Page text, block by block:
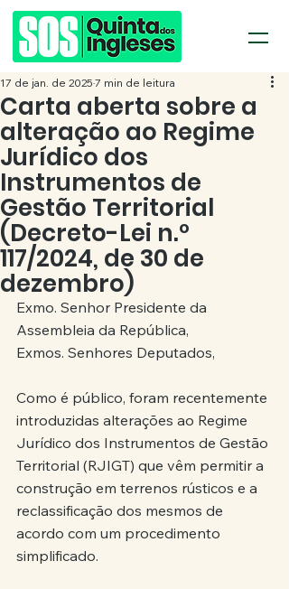
Carta aberta sobre a
alteração ao Regime
Jurídico dos
Instrumentos de
Gestão Territorial
(Decreto-Lei n.º
117/2024, de 30 de
dezembro)
17 de jan. de 2025 7 min de leitura
Exmo. Senhor Presidente da
Assembleia da República,
Exmos. Senhores Deputados,
Como é público, foram recentemente
introduzidas alterações ao Regime
Jurídico dos Instrumentos de Gestão
Territorial (RJIGT) que vêm permitir a
construção em terrenos rústicos e a
reclassificação dos mesmos de
acordo com um procedimento
simplificado.